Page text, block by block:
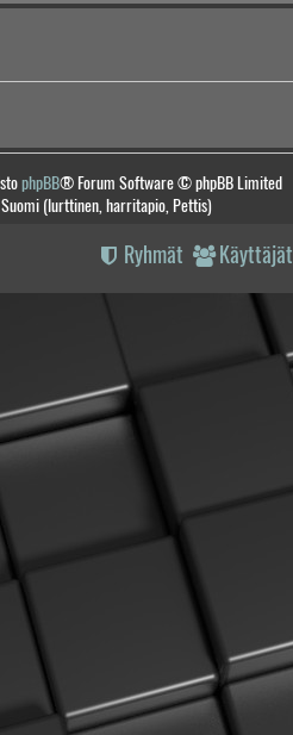
phpBB® Forum Software © phpBB Limited
Suomi (lurttinen, harritapio, Pettis)
Käyttäjät
Ryhmät